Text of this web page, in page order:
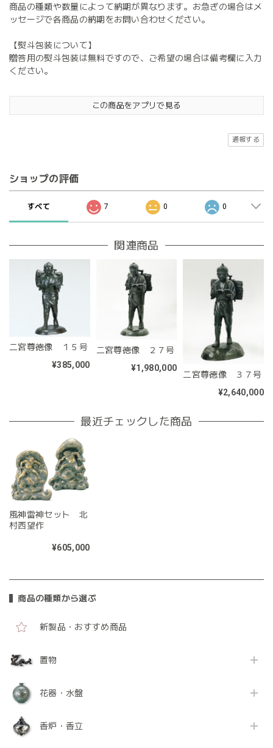
商品の種類から選ぶ
新製品・おすすめ商品
置物
花器・水盤
香炉・香立
商品の種類や数量によって納期が異なります。お急ぎの場合はメ
ッセージで各商品の納期をお問い合わせください。
【熨斗包装について】
贈答用の熨斗包装は無料ですので、ご希望の場合は備考欄に入力
ください。
この商品をアプリで見る
通報する
ショップの評価
すべて 7 0 0
関連商品
二宮尊徳像 １５号
¥385,000
二宮尊徳像 ２７号
¥1,980,000
二宮尊徳像 ３７号
¥2,640,000
最近チェックした商品
風神雷神セット 北
村西望作
¥605,000